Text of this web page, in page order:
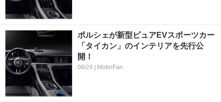
ポルシェが新型ピュアEVスポーツカー
「タイカン」のインテリアを先行公
開！
08/24 | MotorFan